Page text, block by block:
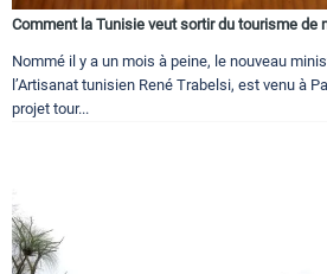
Comment la Tunisie veut sortir du tourisme de
Nommé il y a un mois à peine, le nouveau
l’Artisanat tunisien René Trabelsi, est venu à
projet tour...